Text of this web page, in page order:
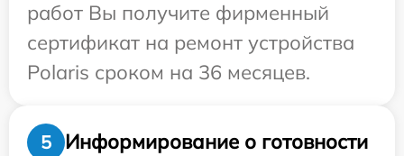
работ Вы получите фирменный
сертификат на ремонт устройства
Polaris сроком на 36 месяцев.
5
Информирование о готовности